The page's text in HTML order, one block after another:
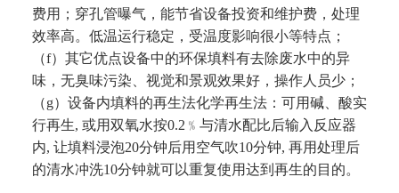
费用；穿孔管曝气，能节省设备投资和维护费，处理
效率高。低温运行稳定，受温度影响很小等特点；
（f）其它优点设备中的环保填料有去除废水中的异
味，无臭味污染、视觉和景观效果好，操作人员少；
（g）设备内填料的再生法化学再生法：可用碱、酸实
行再生, 或用双氧水按0.2﹪与清水配比后输入反应器
内, 让填料浸泡20分钟后用空气吹10分钟, 再用处理后
的清水冲洗10分钟就可以重复使用达到再生的目的。